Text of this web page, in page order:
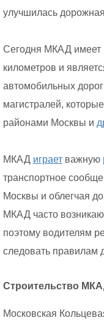
улучшилась
Сегодня МКАД имеет
километров и
автомобильных
магистралей,
районами Москвы и
МКАД играет важную
транспортное
Москвы и облегчая
МКАД часто
поэтому водителям
следовать правилам
Строительство
Московская